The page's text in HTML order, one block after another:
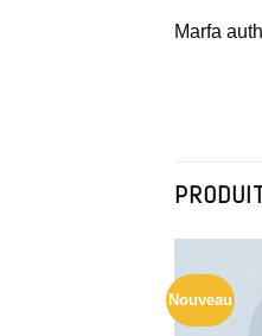
Marfa
Nouveau